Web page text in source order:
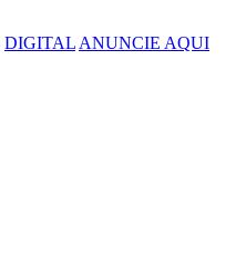
DIGITAL ANUNCIE AQUI